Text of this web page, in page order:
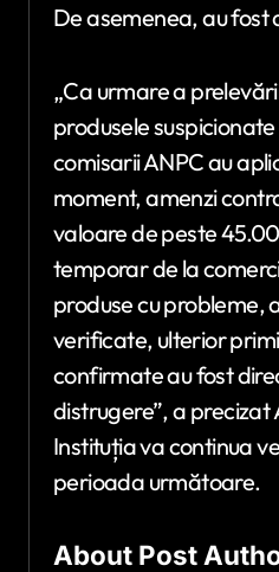
De asemenea, au fost
„Ca urmare a
produsele
comisarii ANPC au
moment, amenzi
valoare de peste
temporar de la
produse cu probleme,
verificate, ulterior
confirmate au fost
distrugere”, a precizat
Instituția va continua
perioada următoare.
About Post